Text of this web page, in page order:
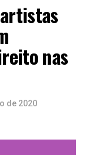
nas
de 2020